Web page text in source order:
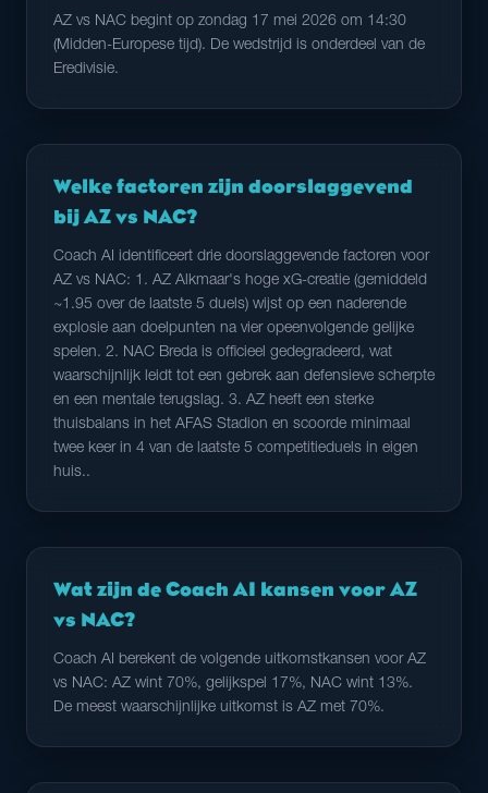
AZ vs NAC begint op zondag 17 mei 2026 om 14:30
(Midden-Europese tijd). De wedstrijd is onderdeel van de
Eredivisie.
Welke factoren zijn doorslaggevend
bij AZ vs NAC?
Coach AI identificeert drie doorslaggevende factoren voor
AZ vs NAC: 1. AZ Alkmaar's hoge xG-creatie (gemiddeld
~1.95 over de laatste 5 duels) wijst op een naderende
explosie aan doelpunten na vier opeenvolgende gelijke
spelen. 2. NAC Breda is officieel gedegradeerd, wat
waarschijnlijk leidt tot een gebrek aan defensieve scherpte
en een mentale terugslag. 3. AZ heeft een sterke
thuisbalans in het AFAS Stadion en scoorde minimaal
twee keer in 4 van de laatste 5 competitieduels in eigen
huis..
Wat zijn de Coach AI kansen voor AZ
vs NAC?
Coach AI berekent de volgende uitkomstkansen voor AZ
vs NAC: AZ wint 70%, gelijkspel 17%, NAC wint 13%.
De meest waarschijnlijke uitkomst is AZ met 70%.